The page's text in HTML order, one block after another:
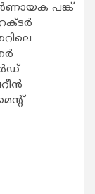
പങ്ക്